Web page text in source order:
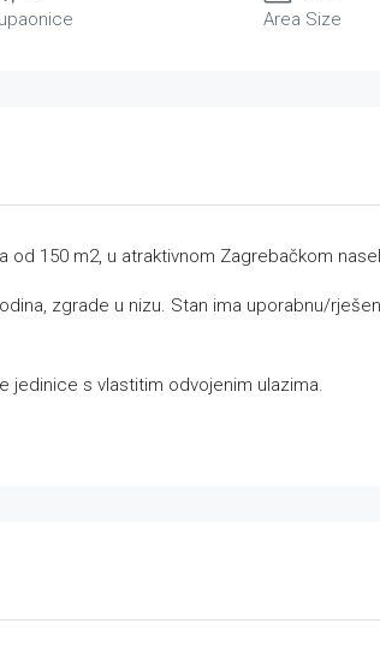
Area Size
150 m2, u atraktivnom Zagrebačkom
zgrade u nizu. Stan ima uporabnu/
jedinice s vlastitim odvojenim ulazima.